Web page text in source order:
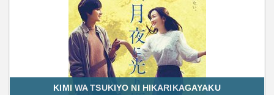
KIMI WA TSUKIYO NI HIKARIKAGAYAKU